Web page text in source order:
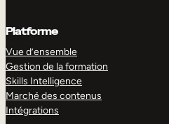
Platforme
Vue d’ensemble
Gestion de la formation
Skills Intelligence
Marché des contenus
Intégrations